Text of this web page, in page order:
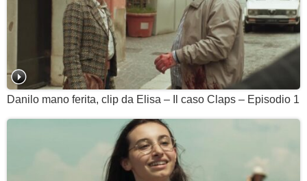
Danilo mano ferita, clip da Elisa – Il caso Claps – Episodio 1